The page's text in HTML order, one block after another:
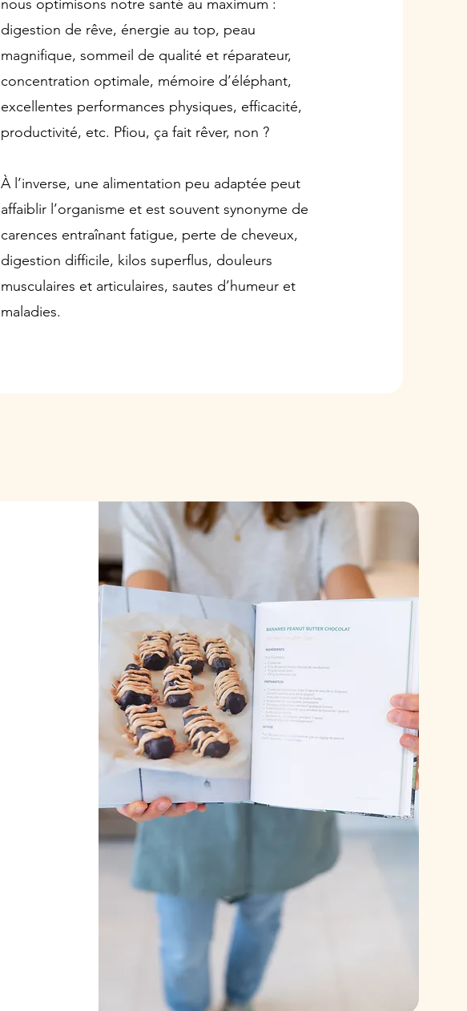
nous optimisons notre santé au maximum :
digestion de rêve, énergie au top, peau
magnifique, sommeil de qualité et réparateur,
concentration optimale, mémoire d’éléphant,
excellentes performances physiques, efficacité,
productivité, etc. Pfiou, ça fait rêver, non ?
À l’inverse, une alimentation peu adaptée peut
affaiblir l’organisme et est souvent synonyme de
carences entraînant fatigue, perte de cheveux,
digestion difficile, kilos superflus, douleurs
musculaires et articulaires, sautes d’humeur et
maladies.